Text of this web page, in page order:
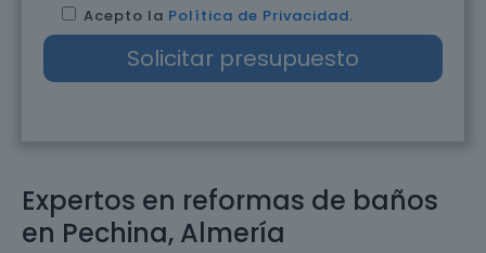
Expertos en reformas de baños
en Pechina, Almería
Acepto la Política de Privacidad.